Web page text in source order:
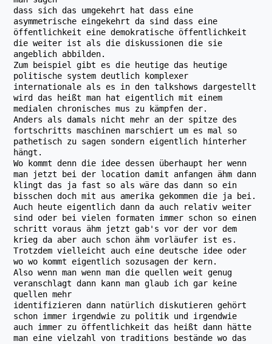
dass sich das umgekehrt hat dass eine
asymmetrische eingekehrt da sind dass eine
öffentlichkeit eine demokratische öffentlichkeit
die weiter ist als die diskussionen die sie
angeblich abbilden.
Zum beispiel gibt es die heutige das heutige
politische system deutlich komplexer
internationale als es in den talkshows dargestellt
wird das heißt man hat eigentlich mit einem
medialen chronisches mus zu kämpfen der.
Anders als damals nicht mehr an der spitze des
fortschritts maschinen marschiert um es mal so
pathetisch zu sagen sondern eigentlich hinterher
hängt.
Wo kommt denn die idee dessen überhaupt her wenn
man jetzt bei der location damit anfangen ähm dann
klingt das ja fast so als wäre das dann so ein
bisschen doch mit aus amerika gekommen die ja bei.
Auch heute eigentlich dann da auch relativ weiter
sind oder bei vielen formaten immer schon so einen
schritt voraus ähm jetzt gab's vor der vor dem
krieg da aber auch schon ähm vorläufer ist es.
Trotzdem vielleicht auch eine deutsche idee oder
wo wo kommt eigentlich sozusagen der kern.
Also wenn man wenn man die quellen weit genug
veranschlagt dann kann man glaub ich gar keine
quellen mehr
identifizieren dann natürlich diskutieren gehört
schon immer irgendwie zu politik und irgendwie
auch immer zu öffentlichkeit das heißt dann hätte
man eine vielzahl von traditions bestände wo das